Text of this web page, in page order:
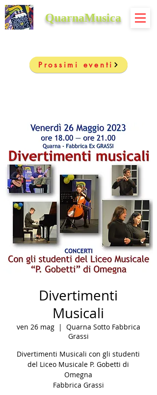
QuarnaMusica
Prossimi eventi
Divertimenti
Musicali
ven 26 mag
  |
Quarna Sotto Fabbrica
Grassi
Divertimenti Musicali con gli studenti
del Liceo Musicale P. Gobetti di
Omegna
Fabbrica Grassi